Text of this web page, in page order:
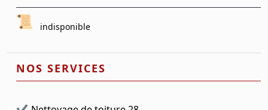
indisponible
NOS SERVICES